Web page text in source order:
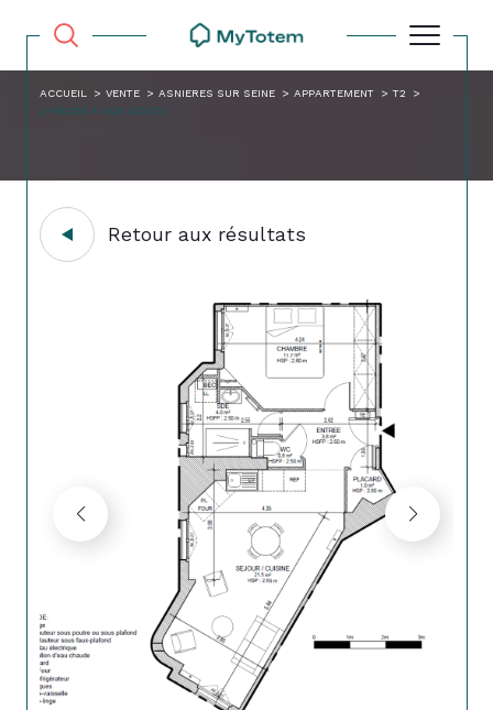
ACCUEIL VENTE ASNIERES SUR SEINE APPARTEMENT
T2
2 PIECES A VOS GOUTS
Retour aux résultats